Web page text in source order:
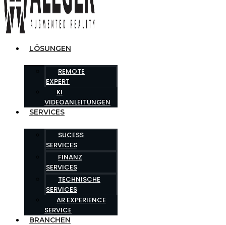
LÖSUNGEN
REMOTE
EXPERT
KI
VIDEOANLEITUNGEN
SERVICES
SUCESS
SERVICES
FINANZ
SERVICES
TECHNISCHE
SERVICES
AR EXPERIENCE
SERVICE
BRANCHEN